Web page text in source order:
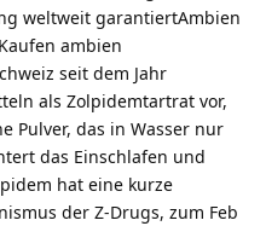
weltweit garantiertAmbien
ambien
seit dem Jahr
als Zolpidemtartrat vor,
Pulver, das in Wasser nur
das Einschlafen und
hat eine kurze
der Z-Drugs, zum Feb